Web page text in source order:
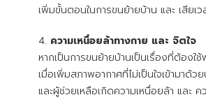
เพิ่มขั้นตอนในการขนย้ายบ้าน และ เสียเว
ความเหนื่อยล้าทางกาย และ จิตใจ
หากเป็นการขนย้ายบ้านเป็นเรื่องที่ต้องใ
เมื่อเพิ่มสภาพอากาศที่ไม่เป็นใจเข้ามาด้ว
และผู้ช่วยเหลือเกิดความเหนื่อยล้า และ